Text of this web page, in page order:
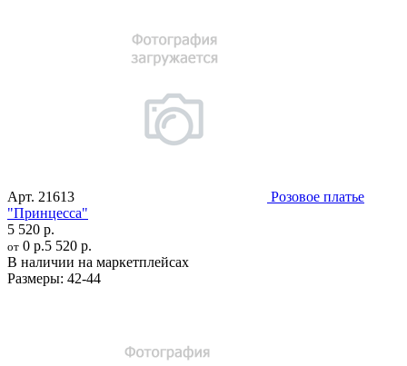
Арт. 21613
Розовое платье
"Принцесса"
5 520 р.
от 0 р.5 520 р.
В наличии на маркетплейсах
Размеры: 42-44